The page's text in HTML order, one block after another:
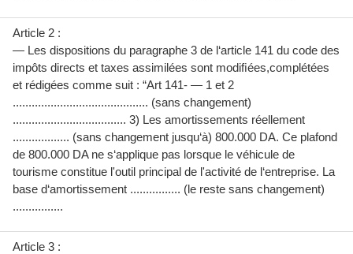
Article 2 :
— Les dispositions du paragraphe 3 de l‘article 141 du code des
impôts directs et taxes assimilées sont modiﬁées,complétées
et rédigées comme suit : “Art 141- — 1 et 2
........................................... (sans changement)
.................................... 3) Les amortissements réellement
.................. (sans changement jusqu‘à) 800.000 DA. Ce plafond
de 800.000 DA ne s‘applique pas lorsque le véhicule de
tourisme constitue l'outil principal de l'activité de l‘entreprise. La
base d‘amortissement ................ (le reste sans changement)
................
Article 3 :